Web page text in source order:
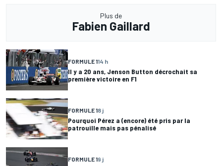
Plus de
Fabien Gaillard
FORMULE 114 h
Il y a 20 ans, Jenson Button décrochait sa
première victoire en F1
FORMULE 18 j
Pourquoi Pérez a (encore) été pris par la
patrouille mais pas pénalisé
FORMULE 19 j